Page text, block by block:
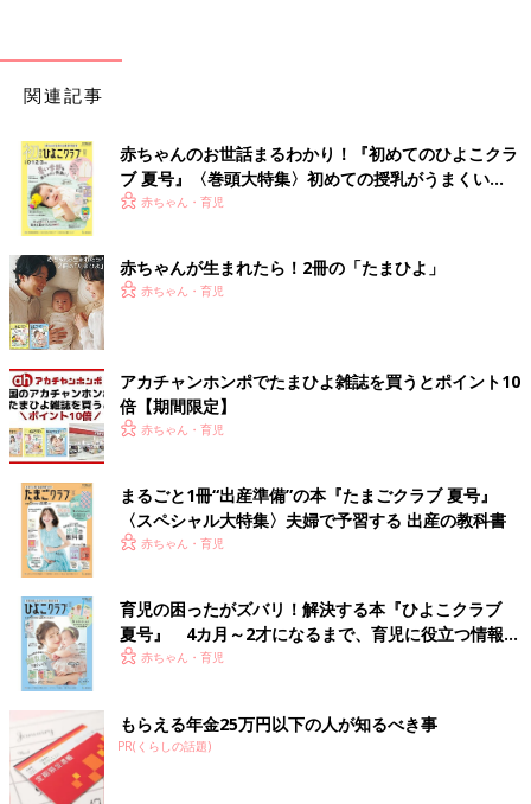
関連記事
赤ちゃんのお世話まるわかり！『初めてのひよこクラ
ブ 夏号』〈巻頭大特集〉初めての授乳がうまくい
く！ おっぱい・ミルクの基本と夏のトラブル 解決テ
赤ちゃん・育児
赤ちゃんが生まれたら！2冊の「たまひよ」
赤ちゃん・育児
アカチャンホンポでたまひよ雑誌を買うとポイント10
倍【期間限定】
赤ちゃん・育児
まるごと1冊“出産準備”の本『たまごクラブ 夏号』
〈スペシャル大特集〉夫婦で予習する 出産の教科書
赤ちゃん・育児
育児の困ったがズバリ！解決する本『ひよこクラブ
夏号』 4カ月～2才になるまで、育児に役立つ情報が
いっぱい！
赤ちゃん・育児
もらえる年金25万円以下の人が知るべき事
PR(くらしの話題)